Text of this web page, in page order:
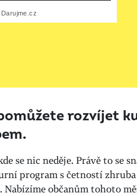
rozvíjet
se nic neděje. Právě to se
program s četností zhruba
občanům tohoto